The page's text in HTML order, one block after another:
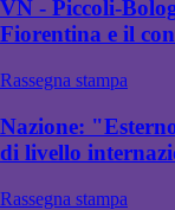
VN - Piccoli-
Fiorentina e il
Rassegna stampa
Nazione:
di livello
Rassegna stampa